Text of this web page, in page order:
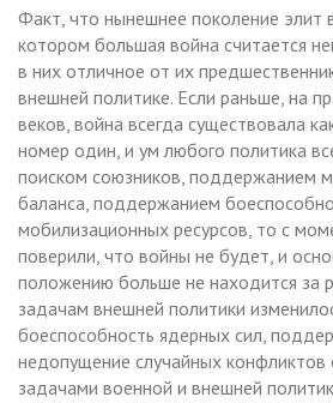
Факт, что нынешнее поколение элит
котором большая война считается
в них отличное от их
внешней политике. Если раньше, на
веков, война всегда существовала
номер один, и ум любого политика
поиском союзников, поддержанием
баланса, поддержанием
мобилизационных ресурсов, то с
поверили, что войны не будет, и
положению больше не находится за
задачам внешней политики
боеспособность ядерных сил,
недопущение случайных
задачами военной и внешней